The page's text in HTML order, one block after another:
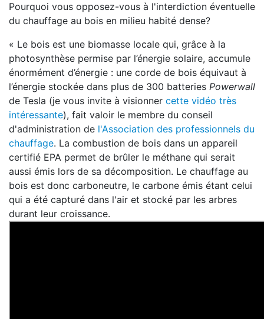
Pourquoi vous opposez-vous à l'interdiction éventuelle
du chauffage au bois en milieu habité dense?
« Le bois est une biomasse locale qui, grâce à la
photosynthèse permise par l’énergie solaire, accumule
énormément d’énergie : une corde de bois équivaut à
l’énergie stockée dans plus de 300 batteries Powerwall
de Tesla (je vous invite à visionner cette vidéo très
intéressante), fait valoir le membre du conseil
d'administration de l'Association des professionnels du
chauffage. La combustion de bois dans un appareil
certifié EPA permet de brûler le méthane qui serait
aussi émis lors de sa décomposition. Le chauffage au
bois est donc carboneutre, le carbone émis étant celui
qui a été capturé dans l'air et stocké par les arbres
durant leur croissance.